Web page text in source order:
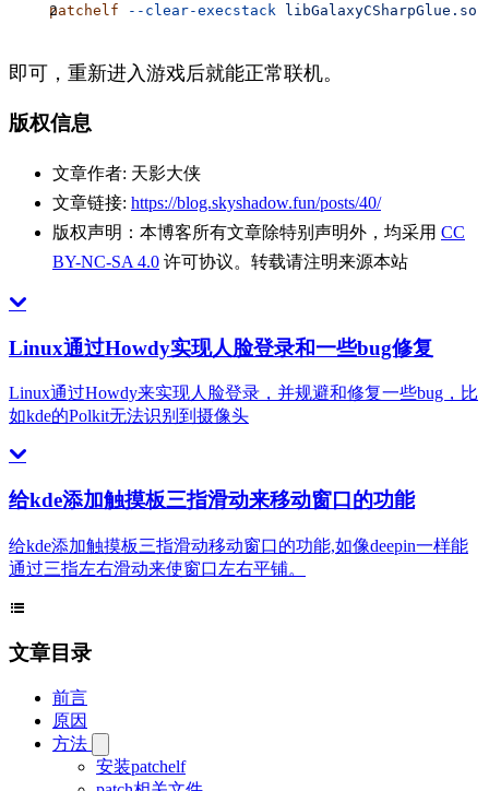
patchelf --clear-execstack libGalaxyCSharpGlue.so
即可，重新进入游戏后就能正常联机。
版权信息
文章作者: 天影大侠
文章链接: https://blog.skyshadow.fun/posts/40/
版权声明： 本博客所有文章除特别声明外，均采用 CC
BY-NC-SA 4.0 许可协议。转载请注明来源本站
Linux通过Howdy实现人脸登录和一些bug修复
Linux通过Howdy来实现人脸登录，并规避和修复一些bug，比
如kde的Polkit无法识别到摄像头
给kde添加触摸板三指滑动来移动窗口的功能
给kde添加触摸板三指滑动移动窗口的功能,如像deepin一样能
通过三指左右滑动来使窗口左右平铺。
文章目录
前言
原因
方法
安装patchelf